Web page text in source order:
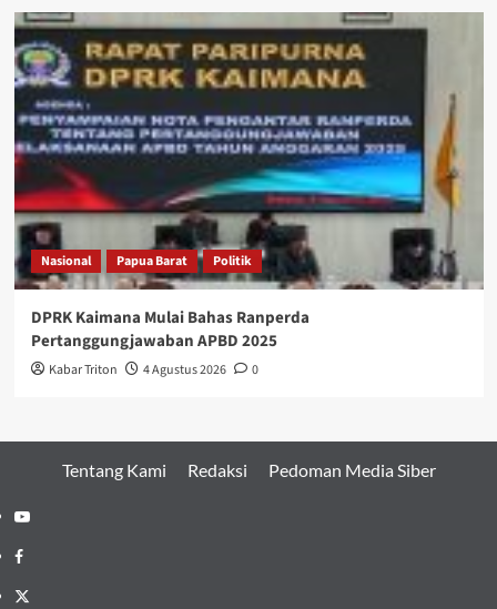
Nasional Papua Barat Politik
DPRK Kaimana Mulai Bahas Ranperda
Pertanggungjawaban APBD 2025
Kabar Triton 4 Agustus 2026 0
Tentang Kami Redaksi Pedoman Media Siber
Youtube
Facebook
Twitter